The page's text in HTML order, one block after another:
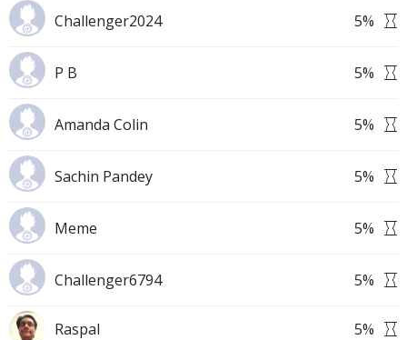
Challenger2024 5%
P B 5%
Amanda Colin 5%
Sachin Pandey 5%
Meme 5%
Challenger6794 5%
Raspal 5%